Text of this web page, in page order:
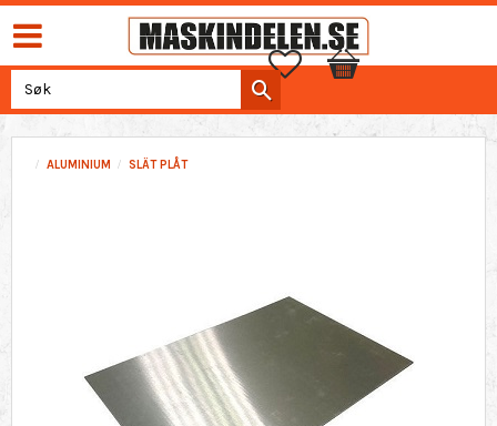
Favoritter
Handlekurv
ALUMINIUM SLÄT PLÅT